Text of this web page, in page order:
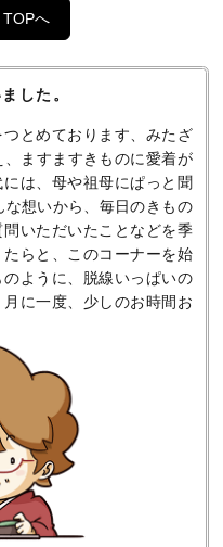
TOPへ
した。
とめております、みたざ
ますますきものに愛着が
は、母や祖母にぱっと聞
想いから、毎日のきもの
いただいたことなどを季
らと、このコーナーを始
ように、脱線いっぱいの
に一度、少しのお時間お